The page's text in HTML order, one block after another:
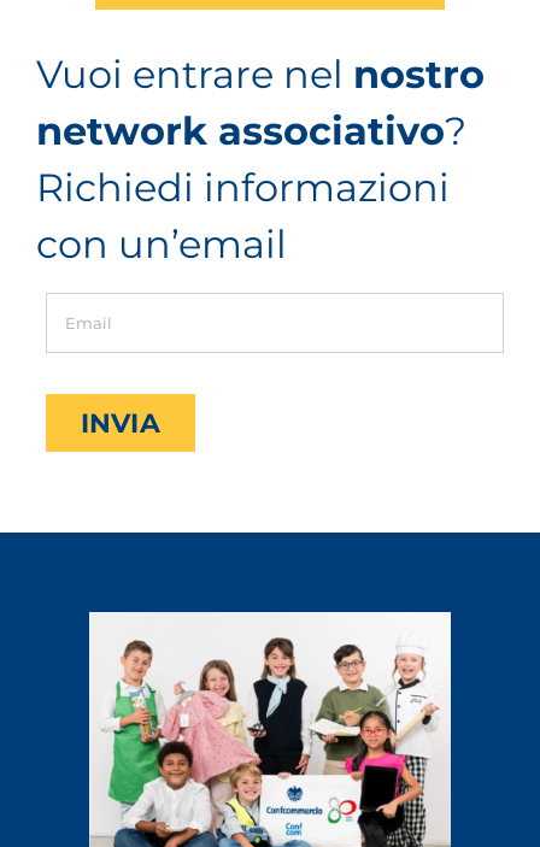
Vuoi entrare nel nostro
network associativo?
Richiedi informazioni
con un’email